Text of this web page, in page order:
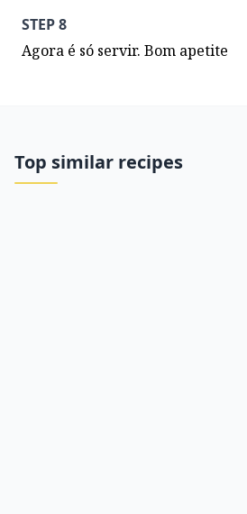
STEP 8
Agora é só servir. Bom apetite
Top similar recipes